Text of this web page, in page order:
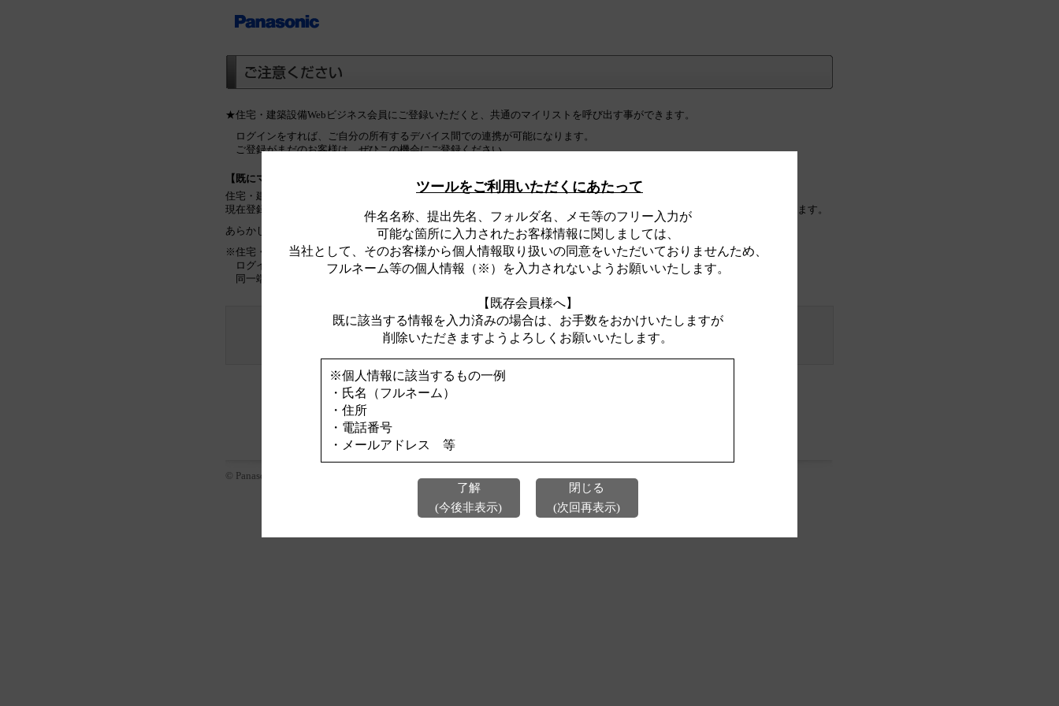
★住宅・建築設備Webビジネス会員にご登録いただくと、共通のマイリストを呼び出す事ができます。
ログインをすれば、ご自分の所有するデバイス間での連携が可能になります。
ご登録がまだのお客様は、ぜひこの機会にご登録ください。
【既にマイリストをご利用の皆様へ】
住宅・建築設備Webビジネス会員への『初回ログイン時』に限り、ログインが完了した時点で、
現在登録しているマイリスト全件が、住宅・建築設備Webビジネス会員用マイリストとして『自動的』に紐付け（移動）されます。
あらかじめご了承ください。
※住宅・建築設備Webビジネス会員用マイリストは、ログイン時のみ、閲覧可能なリストです。
ログインをしていない場合は、
同一端末のみで管理可能な一般用マイリストをサイト上に表示します。
今後、このページを表示しない
© Panasonic Corporation
ツールをご利用いただくにあたって
件名名称、提出先名、フォルダ名、メモ等のフリー入力が
可能な箇所に入力されたお客様情報に関しましては、
当社として、そのお客様から個人情報取り扱いの同意をいただいておりませんため、
フルネーム等の個人情報（※）を入力されないようお願いいたします。
【既存会員様へ】
既に該当する情報を入力済みの場合は、お手数をおかけいたしますが
削除いただきますようよろしくお願いいたします。
※個人情報に該当するもの一例
・氏名（フルネーム）
・住所
・電話番号
・メールアドレス 等
了解
(今後非表示)
閉じる
(次回再表示)